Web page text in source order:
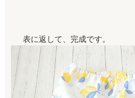
表に返して、完成です。